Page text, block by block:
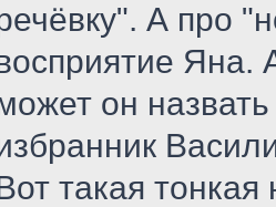
А про
Яна.
он
такая